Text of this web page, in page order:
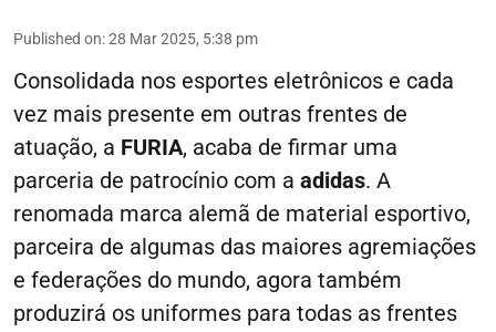
Published on:28 Mar 2025, 5:38 pm
Consolidada nos esportes eletrônicos e cada
vez mais presente em outras frentes de
atuação, a FURIA, acaba de firmar uma
parceria de patrocínio com a adidas. A
renomada marca alemã de material esportivo,
parceira de algumas das maiores agremiações
e federações do mundo, agora também
produzirá os uniformes para todas as frentes